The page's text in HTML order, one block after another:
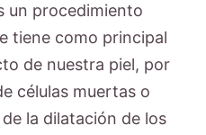
un procedimiento
tiene como principal
de nuestra piel, por
células muertas o
la dilatación de los